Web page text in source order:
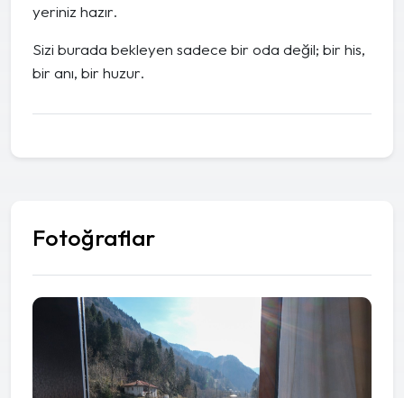
yeriniz hazır.
Sizi burada bekleyen sadece bir oda değil; bir his,
bir anı, bir huzur.
Fotoğraflar